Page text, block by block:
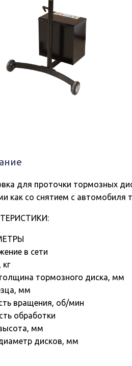
для проточки тормозных
как со снятием с автомобиля
в
кг
толщина тормозного
резца, мм
вращения, об/
высота,
диаметр дисков,